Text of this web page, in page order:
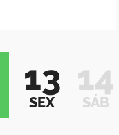
13
SEX
14
SÁB